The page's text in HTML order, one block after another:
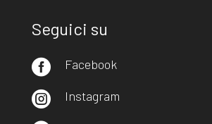
Seguici su
 Facebook
 Instagram